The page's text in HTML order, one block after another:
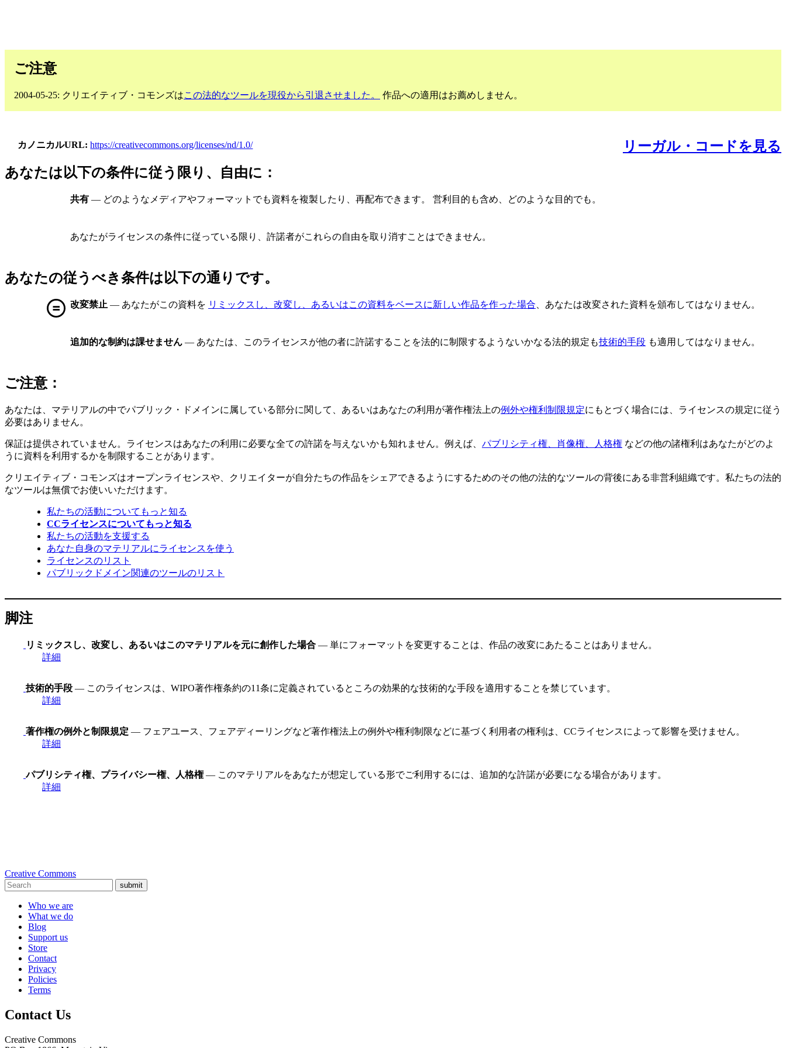
ご注意
2004-05-25: クリエイティブ・コモンズはこの法的なツールを現役から引退させました。 作品への適用はお薦めしません。
カノニカルURL https://creativecommons.org/licenses/nd/1.0/
リーガル・コードを見る
あなたは以下の条件に従う限り、自由に：
共有 — どのようなメディアやフォーマットでも資料を複製したり、再配布できます。 営利目的も含め、どのような目的でも。
あなたがライセンスの条件に従っている限り、許諾者がこれらの自由を取り消すことはできません。
あなたの従うべき条件は以下の通りです。
改変禁止 — あなたがこの資料を リミックスし、改変し、あるいはこの資料をベースに新しい作品を作った場合 、あなたは改変された資料を頒布してはなりません。
追加的な制約は課せません — あなたは、このライセンスが他の者に許諾することを法的に制限するようないかなる法的規定も技術的手段 も適用してはなりません。
ご注意：
あなたは、マテリアルの中でパブリック・ドメインに属している部分に関して、あるいはあなたの利用が著作権法上の例外や権利制限規定にもとづく場合には、ライセンスの規定に従う
必要はありません。
保証は提供されていません。ライセンスはあなたの利用に必要な全ての許諾を与えないかも知れません。例えば、 パブリシティ権、肖像権、人格権 などの他の諸権利はあなたがどのよ
うに資料を利用するかを制限することがあります。
クリエイティブ・コモンズはオープンライセンスや、クリエイターが自分たちの作品をシェアできるようにするためのその他の法的なツールの背後にある非営利組織です。私たちの法的
なツールは無償でお使いいただけます。
私たちの活動についてもっと知る
CCライセンスについてもっと知る
私たちの活動を支援する
あなた自身のマテリアルにライセンスを使う
ライセンスのリスト
パブリックドメイン関連のツールのリスト
脚注
リミックスし、改変し、あるいはこのマテリアルを元に創作した場合 — 単にフォーマットを変更することは、作品の改変にあたることはありません。
詳細
技術的手段 — このライセンスは、WIPO著作権条約の11条に定義されているところの効果的な技術的な手段を適用することを禁じています。
詳細
著作権の例外と制限規定 — フェアユース、フェアディーリングなど著作権法上の例外や権利制限などに基づく利用者の権利は、CCライセンスによって影響を受けません。
詳細
パブリシティ権、プライバシー権、人格権— このマテリアルをあなたが想定している形でご利用するには、追加的な許諾が必要になる場合があります。
詳細
Creative Commons
submit
Who we are
What we do
Blog
Support us
Store
Contact
Privacy
Policies
Terms
Contact Us
Creative Commons